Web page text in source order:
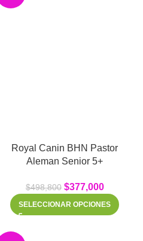
Royal Canin BHN Pastor
Aleman Senior 5+
$498,800 $377,000
SELECCIONAR OPCIONES